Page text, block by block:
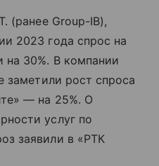
(ранее Group-IB),
2023 года спрос на
на 30%. В компании
заметили рост спроса
— на 25%. О
услуг по
заявили в «РТК